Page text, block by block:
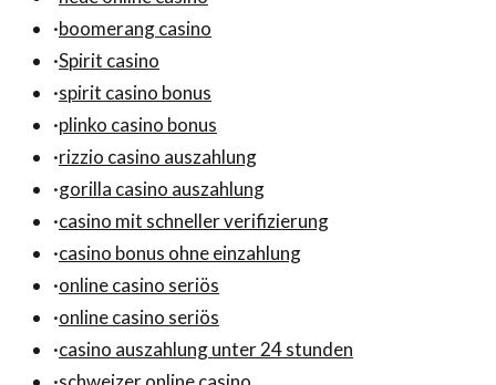
·boomerang casino
·Spirit casino
·spirit casino bonus
·plinko casino bonus
·rizzio casino auszahlung
·gorilla casino auszahlung
·casino mit schneller verifizierung
·casino bonus ohne einzahlung
·online casino seriös
·online casino seriös
·casino auszahlung unter 24 stunden